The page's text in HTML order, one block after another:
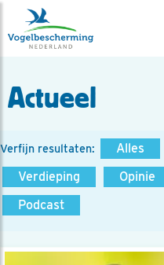
Actueel
Verfijn resultaten: Alles
Verdieping
Opinie
Podcast